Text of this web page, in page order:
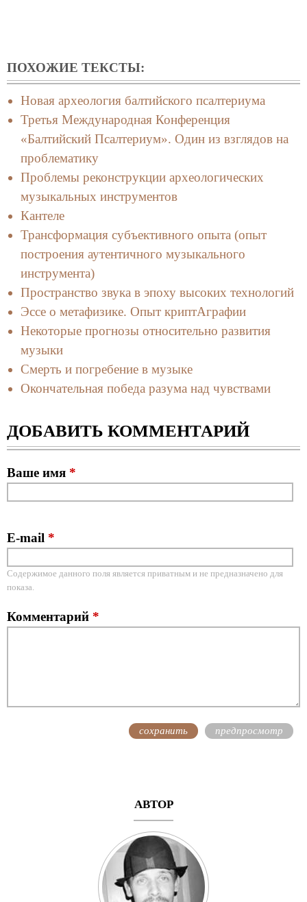
ПОХОЖИЕ ТЕКСТЫ:
Новая археология балтийского псалтериума
Третья Международная Конференция
«Балтийский Псалтериум». Один из взглядов на
проблематику
Проблемы реконструкции археологических
музыкальных инструментов
Кантеле
Трансформация субъективного опыта (опыт
построения аутентичного музыкального
инструмента)
Пространство звука в эпоху высоких технологий
Эссе о метафизике. Опыт криптАграфии
Некоторые прогнозы относительно развития
музыки
Смерть и погребение в музыке
Окончательная победа разума над чувствами
ДОБАВИТЬ КОММЕНТАРИЙ
Ваше имя *
E-mail *
Содержимое данного поля является приватным и не предназначено для
показа.
Комментарий *
АВТОР